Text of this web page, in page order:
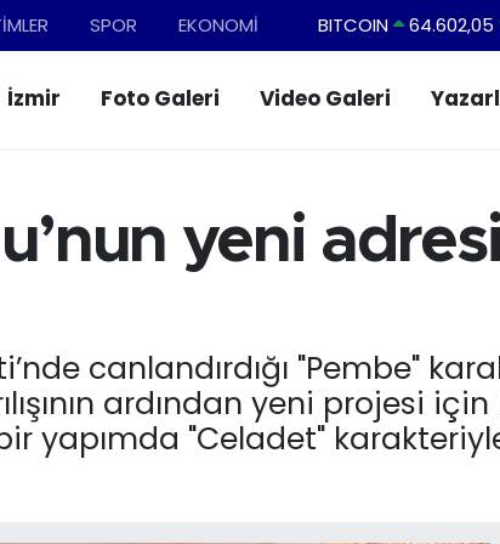
SPOR EKONOMİ BITCOIN 64.602,05
EURO
55,0250
BİST100
13.768
İzmir Foto Galeri Video Galeri
yeni
canlandırdığı "Pembe"
ardından yeni projesi için
yapımda "Celadet"